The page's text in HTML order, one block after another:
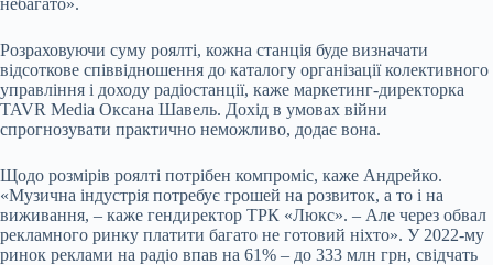
Розраховуючи суму роялті, кожна станція буде визначати
відсоткове співвідношення до каталогу організації колективного
управління і доходу радіостанції, каже маркетинг-директорка
TAVR Mediа Оксана Шавель. Дохід в умовах війни
спрогнозувати практично неможливо, додає вона.
Щодо розмірів роялті потрібен компроміс, каже Андрейко.
«Музична індустрія потребує грошей на розвиток, а то і на
виживання, – каже гендиректор ТРК «Люкс». – Але через обвал
рекламного ринку платити багато не готовий ніхто». У 2022-му
ринок реклами на радіо впав на 61% – до 333 млн грн, свідчать